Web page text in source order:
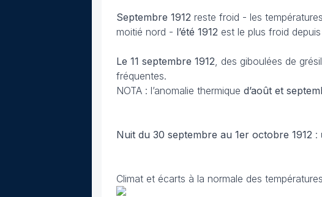
Septembre 1912 reste froid - les
moitié nord - l’été 1912 est le plus froid
Le 11 septembre 1912, des giboulées de
fréquentes.
NOTA : l’anomalie thermique d’août et
Nuit du 30 septembre au 1er octobre 1912 :
Climat et écarts à la normale des